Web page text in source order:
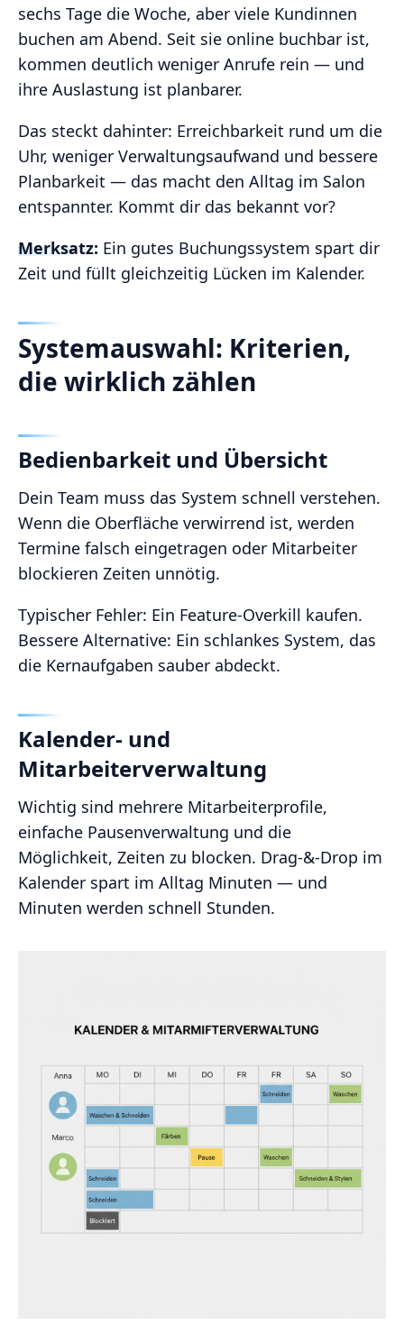
sechs Tage die Woche, aber viele Kundinnen
buchen am Abend. Seit sie online buchbar ist,
kommen deutlich weniger Anrufe rein — und
ihre Auslastung ist planbarer.
Das steckt dahinter: Erreichbarkeit rund um die
Uhr, weniger Verwaltungsaufwand und bessere
Planbarkeit — das macht den Alltag im Salon
entspannter. Kommt dir das bekannt vor?
Merksatz: Ein gutes Buchungssystem spart dir
Zeit und füllt gleichzeitig Lücken im Kalender.
Systemauswahl: Kriterien,
die wirklich zählen
Bedienbarkeit und Übersicht
Dein Team muss das System schnell verstehen.
Wenn die Oberfläche verwirrend ist, werden
Termine falsch eingetragen oder Mitarbeiter
blockieren Zeiten unnötig.
Typischer Fehler: Ein Feature‑Overkill kaufen.
Bessere Alternative: Ein schlankes System, das
die Kernaufgaben sauber abdeckt.
Kalender‑ und
Mitarbeiterverwaltung
Wichtig sind mehrere Mitarbeiterprofile,
einfache Pausenverwaltung und die
Möglichkeit, Zeiten zu blocken. Drag‑&‑Drop im
Kalender spart im Alltag Minuten — und
Minuten werden schnell Stunden.